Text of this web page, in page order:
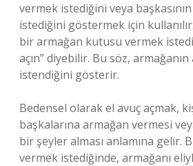
vermek istediğini veya başkasının
istediğini göstermek için
bir armağan kutusu vermek
açın” diyebilir. Bu söz, armağanın
istendiğini gösterir.
Bedensel olarak el avuç açmak,
başkalarına armağan vermesi
bir şeyler alması anlamına gelir.
vermek istediğinde, armağanı